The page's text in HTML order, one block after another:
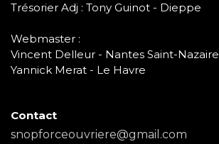
Trésorier Adj : Tony Guinot - Dieppe
Webmaster :
Vincent Delleur - Nantes Saint-Nazaire
Yannick Merat - Le Havre
Contact
snopforceouvriere@gmail.com